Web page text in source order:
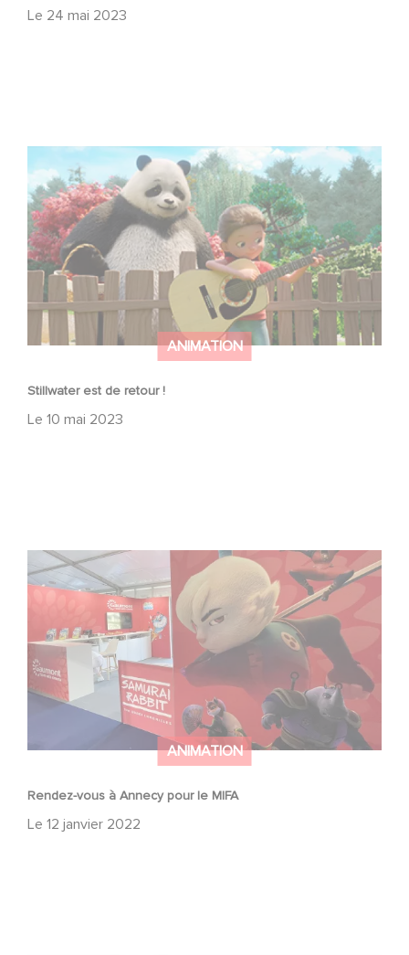
Le 24 mai 2023
ANIMATION
Stillwater est de retour !
Le 10 mai 2023
Stillwater est de retour !
ANIMATION
Rendez-vous à Annecy pour le MIFA
Le 12 janvier 2022
Rendez-vous à Annecy pour le MIFA